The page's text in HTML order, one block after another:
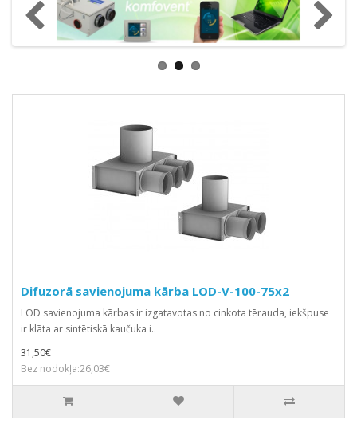
Difuzorā savienojuma kārba LOD-V-100-75x2
LOD savienojuma kārbas ir izgatavotas no cinkota tērauda, iekšpuse
ir klāta ar sintētiskā kaučuka i..
31,50€
Bez nodokļa:26,03€